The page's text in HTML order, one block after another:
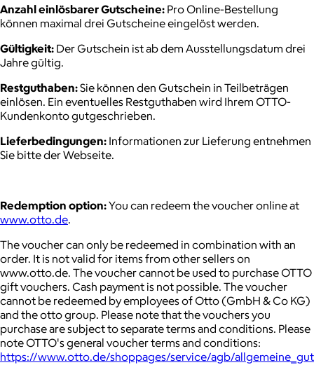
Anzahl einlösbarer Gutscheine: Pro Online-Bestellung
können maximal drei Gutscheine eingelöst werden.
Gültigkeit: Der Gutschein ist ab dem Ausstellungsdatum drei
Jahre gültig.
Restguthaben:Sie können den Gutschein in Teilbeträgen
einlösen. Ein eventuelles Restguthaben wird Ihrem OTTO-
Kundenkonto gutgeschrieben.
Lieferbedingungen: Informationen zur Lieferung entnehmen
Sie bitte der Webseite.
Redemption option:You can redeem the voucher online at
www.otto.de.
The voucher can only be redeemed in combination with an
order. It is not valid for items from other sellers on
www.otto.de. The voucher cannot be used to purchase OTTO
gift vouchers. Cash payment is not possible. The voucher
cannot be redeemed by employees of Otto (GmbH & Co KG)
and the otto group. Please note that the vouchers you
purchase are subject to separate terms and conditions. Please
note OTTO's general voucher terms and conditions:
https://www.otto.de/shoppages/service/agb/